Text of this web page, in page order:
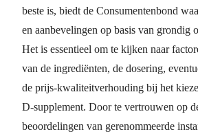
beste is, biedt de Consumentenbond
en aanbevelingen op basis van grondig
Het is essentieel om te kijken naar
van de ingrediënten, de dosering,
de prijs-kwaliteitverhouding bij het
D-supplement. Door te vertrouwen op
beoordelingen van gerenommeerde